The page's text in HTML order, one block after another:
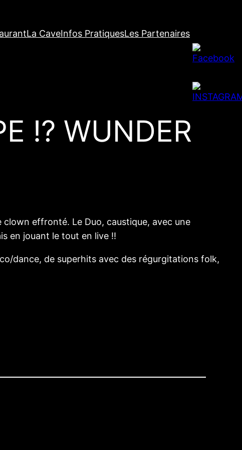
La CaveInfos PratiquesLes Partenaires
!? WUNDER
clown effronté. Le Duo, caustique, avec une
en jouant le tout en live !!
dance, de superhits avec des régurgitations folk,